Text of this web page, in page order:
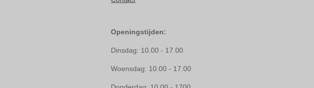
Openingstijden:
Dinsdag: 10.00 - 17.00
Woensdag: 10.00 - 17.00